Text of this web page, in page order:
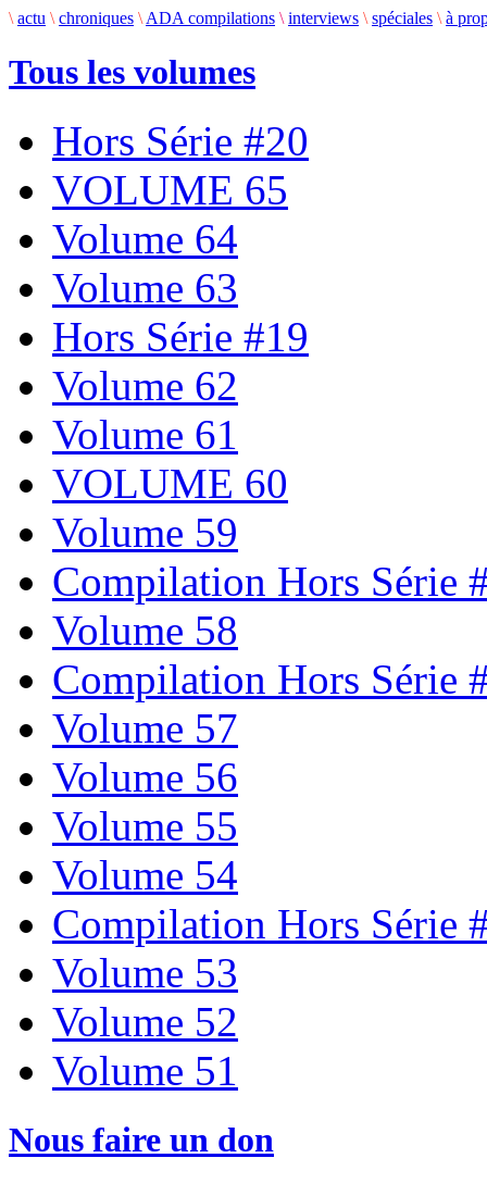
\ actu \ chroniques \ ADA compilations \ interviews \ spéciales \ à
Tous les volumes
Hors Série #20
VOLUME 65
Volume 64
Volume 63
Hors Série #19
Volume 62
Volume 61
VOLUME 60
Volume 59
Compilation Hors Série
Volume 58
Compilation Hors Série
Volume 57
Volume 56
Volume 55
Volume 54
Compilation Hors Série
Volume 53
Volume 52
Volume 51
Nous faire un don